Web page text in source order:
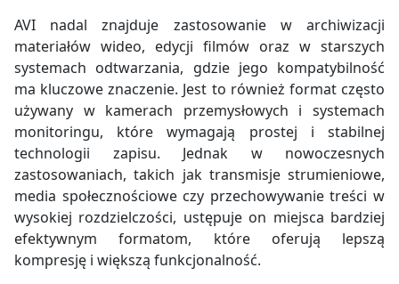
AVI nadal znajduje zastosowanie w archiwizacji
materiałów wideo, edycji filmów oraz w starszych
systemach odtwarzania, gdzie jego kompatybilność
ma kluczowe znaczenie. Jest to również format często
używany w kamerach przemysłowych i systemach
monitoringu, które wymagają prostej i stabilnej
technologii zapisu. Jednak w nowoczesnych
zastosowaniach, takich jak transmisje strumieniowe,
media społecznościowe czy przechowywanie treści w
wysokiej rozdzielczości, ustępuje on miejsca bardziej
efektywnym formatom, które oferują lepszą
kompresję i większą funkcjonalność.